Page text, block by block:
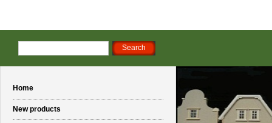
Home
New products